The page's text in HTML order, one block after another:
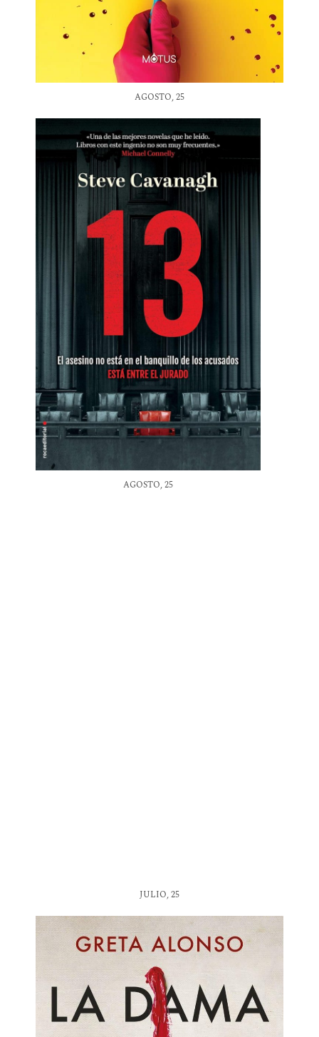
AGOSTO, 25
AGOSTO, 25
JULIO, 25